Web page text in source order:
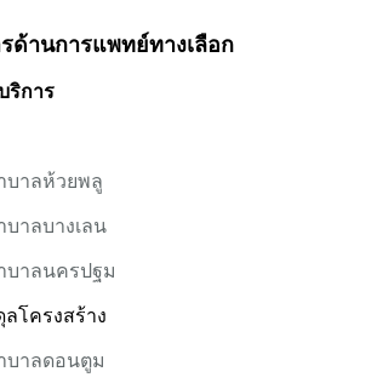
ด้านการแพทย์ทางเลือก
ริการ
บาลห้วยพลู
บาลบางเลน
บาลนครปฐม
โครงสร้าง
บาลดอนตูม